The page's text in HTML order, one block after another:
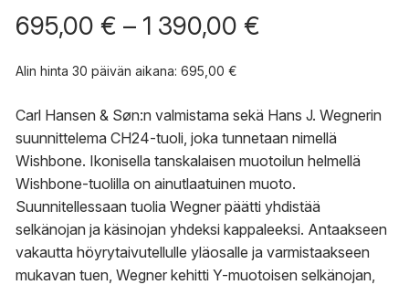
695,00 € – 1 390,00 €
390,00 €
Alin hinta 30 päivän aikana: 695,00 €
Carl Hansen & Søn:n valmistama sekä Hans J. Wegnerin
suunnittelema CH24-tuoli, joka tunnetaan nimellä
Wishbone. Ikonisella tanskalaisen muotoilun helmellä
Wishbone-tuolilla on ainutlaatuinen muoto.
Suunnitellessaan tuolia Wegner päätti yhdistää
selkänojan ja käsinojan yhdeksi kappaleeksi. Antaakseen
vakautta höyrytaivutellulle yläosalle ja varmistaakseen
mukavan tuen, Wegner kehitti Y-muotoisen selkänojan,